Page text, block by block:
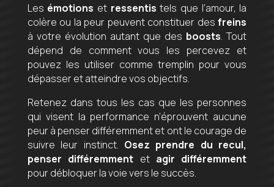
Les émotions et ressentis tels que l’amour, la
colère ou la peur peuvent constituer desfreins
à votre évolution autant que des boosts. Tout
dépend de comment vous les percevez et
pouvez les utiliser comme tremplin pour vous
dépasser et atteindre vos objectifs.
Retenez dans tous les cas que les personnes
qui visent la performance n’éprouvent aucune
peur à penser différemment et ont le courage de
suivre leur instinct. Osez prendre du recul,
penser différemment et agir différemment
pour débloquer la voie vers le succès.